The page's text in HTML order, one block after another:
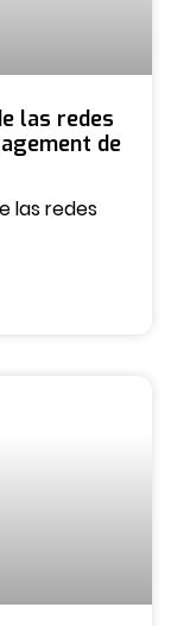
las redes
de
las redes